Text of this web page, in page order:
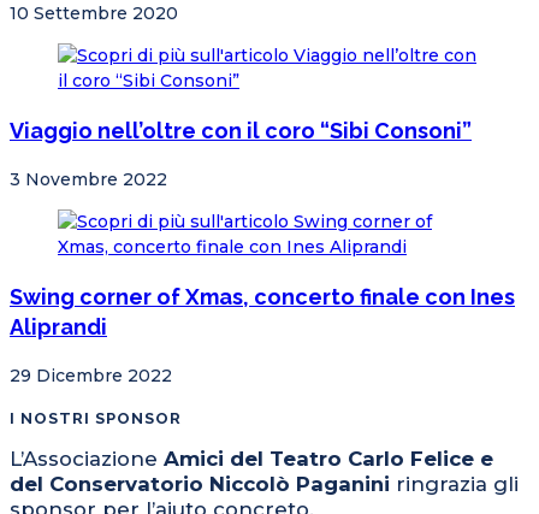
10 Settembre 2020
Viaggio nell’oltre con il coro “Sibi Consoni”
3 Novembre 2022
Swing corner of Xmas, concerto finale con Ines
Aliprandi
29 Dicembre 2022
I NOSTRI SPONSOR
L’Associazione Amici del Teatro Carlo Felice e
del Conservatorio Niccolò Paganini ringrazia gli
sponsor per l’aiuto concreto.